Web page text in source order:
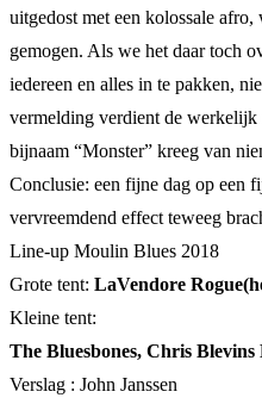
uitgedost met een kolossale
gemogen. Als we het daar toch
iedereen en alles in te pakken,
vermelding verdient de werkelijk
bijnaam “Monster” kreeg van
Conclusie: een fijne dag op een
vervreemdend effect teweeg
Line-up Moulin Blues 2018
Grote tent: LaVendore
Kleine tent:
The Bluesbones, Chris Blevins
Verslag : John Janssen